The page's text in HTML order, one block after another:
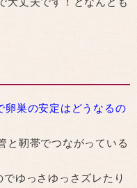
卵巣の安定はどうなるの
と靭帯でつながっている
ゆっさゆっさズレたり